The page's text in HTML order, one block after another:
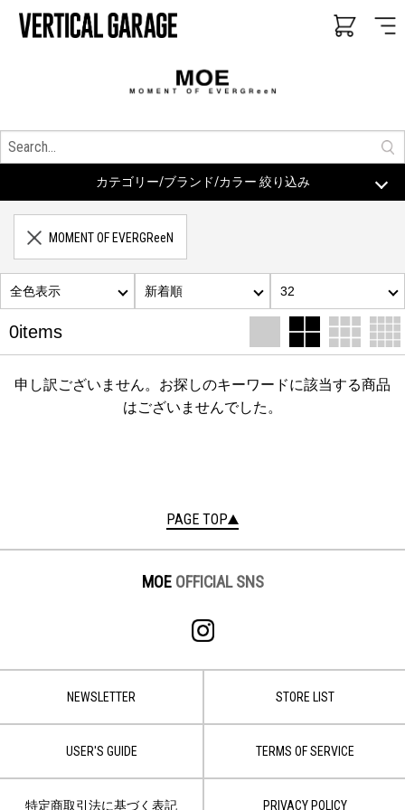
カテゴリー/ブランド/カラー 絞り込み
MOMENT OF EVERGReeN
0items
全色表示 新着順 32
申し訳ございません。お探しのキーワードに該当する商品
はございませんでした。
PAGE TOP
MOE OFFICIAL SNS
NEWSLETTER STORE LIST
USER'S GUIDE TERMS OF SERVICE
特定商取引法に基づく表記 PRIVACY POLICY